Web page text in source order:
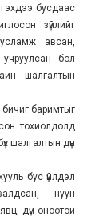
бусдаас
зүйлийг
авсан,
бол
шалгалтын
баримтыг
тохиолдолд
шалгалтын дүн
бус үйлдэл
нуун
дүн оноотой